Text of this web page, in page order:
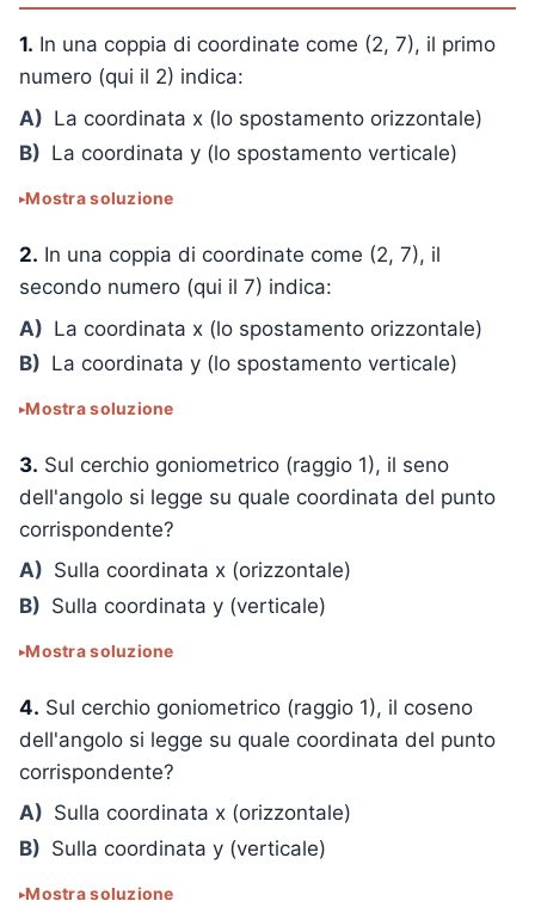
1. In una coppia di coordinate come (2, 7), il primo
numero (qui il 2) indica:
A) La coordinata x (lo spostamento orizzontale)
B) La coordinata y (lo spostamento verticale)
Mostra soluzione
2. In una coppia di coordinate come (2, 7), il
secondo numero (qui il 7) indica:
A) La coordinata x (lo spostamento orizzontale)
B) La coordinata y (lo spostamento verticale)
Mostra soluzione
3. Sul cerchio goniometrico (raggio 1), il seno
dell'angolo si legge su quale coordinata del punto
corrispondente?
A) Sulla coordinata x (orizzontale)
B) Sulla coordinata y (verticale)
Mostra soluzione
4. Sul cerchio goniometrico (raggio 1), il coseno
dell'angolo si legge su quale coordinata del punto
corrispondente?
A) Sulla coordinata x (orizzontale)
B) Sulla coordinata y (verticale)
Mostra soluzione